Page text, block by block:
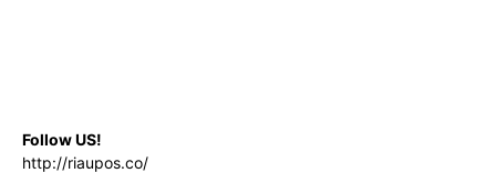
Follow US!
http://riaupos.co/